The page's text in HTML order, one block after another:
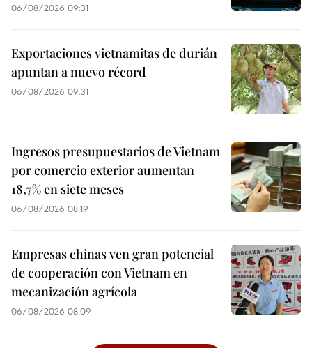
06/08/2026 09:31
Exportaciones vietnamitas de durián
apuntan a nuevo récord
06/08/2026 09:31
Ingresos presupuestarios de Vietnam
por comercio exterior aumentan
18,7% en siete meses
06/08/2026 08:19
Empresas chinas ven gran potencial
de cooperación con Vietnam en
mecanización agrícola
06/08/2026 08:09